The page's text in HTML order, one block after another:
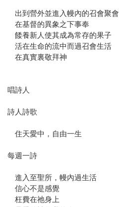
出到營外並進入幔內的召會聚會
在基督的異象之下事奉
餧養新人使其成為常存的果子
活在生命的流中而過召會生活
在真實裏敬拜神
唱詩人
詩人詩歌
住天愛中，自由一生
每週一詩
進入至聖所，幔內過生活
信心不是感覺
枉費在祂身上